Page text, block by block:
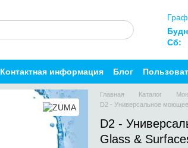
Сб:
Контактная информация Блог
Главная Каталог
D2 - Универсальное
D2 -
Glass &